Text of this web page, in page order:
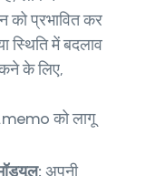
को प्रभावित कर
स्थिति में बदलाव
के लिए,
को लागू
अपनी